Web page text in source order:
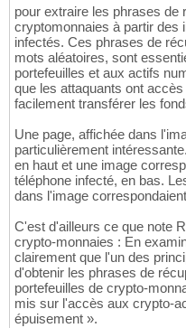
pour extraire les phrases de
cryptomonnaies à partir des
infectés. Ces phrases de
mots aléatoires, sont
portefeuilles et aux actifs
que les attaquants ont
facilement transférer les
Une page, affichée dans
particulièrement
en haut et une image
téléphone infecté, en bas.
dans l'image
C'est d'ailleurs ce que note
crypto-monnaies : En
clairement que l'un des
d'obtenir les phrases de
portefeuilles de crypto-
mis sur l'accès aux crypto-
épuisement ».